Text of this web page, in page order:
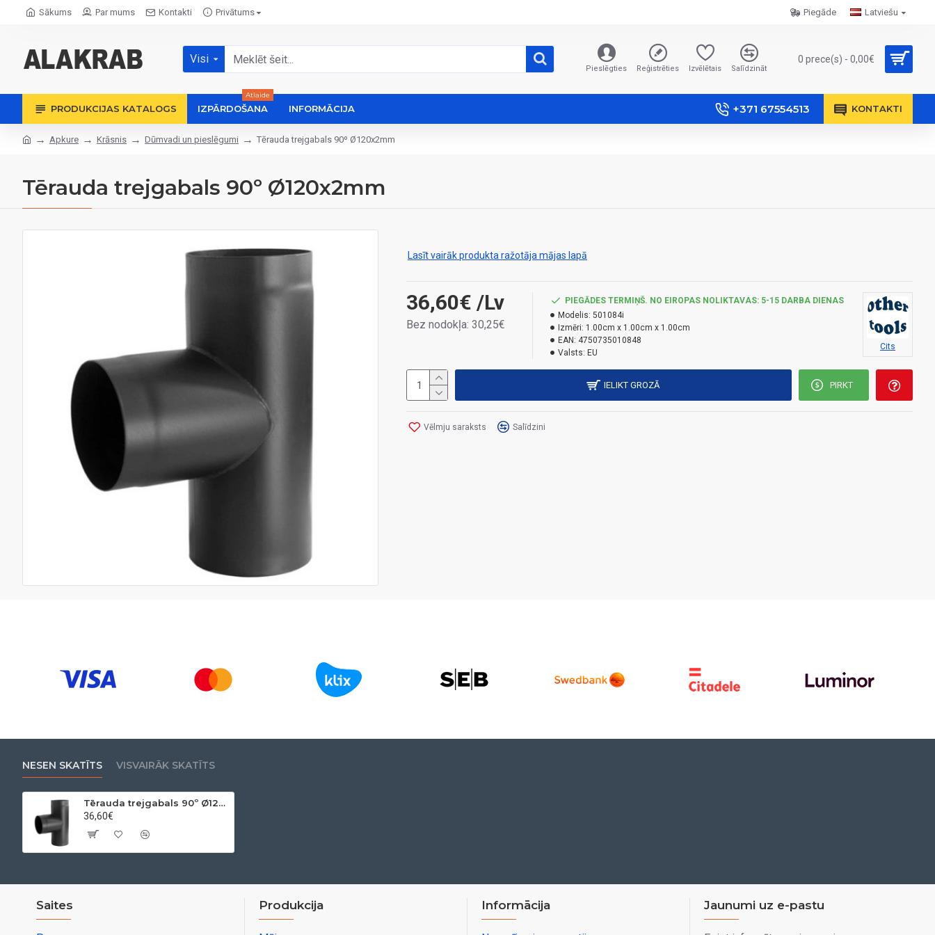
Sākums Par mums Kontakti Privātums Latviešu
Piegāde
Visi
Pieslēgties Reģistrēties Izvēlētais Salīdzināt
0 prece(s) - 0,00€
PRODUKCIJAS KATALOGS IZPĀRDOŠANA
Atlaide
INFORMĀCIJA +371 67554513 KONTAKTI
Apkure Krāsnis Dūmvadi un pieslēgumi Tērauda trejgabals 90º Ø120x2mm
Tērauda trejgabals 90º Ø120x2mm
Lasīt vairāk produkta ražotāja mājas lapā
36,60€ /Lv
Bez nodokļa: 30,25€
PIEGĀDES TERMIŅŠ. NO EIROPAS NOLIKTAVAS: 5-15 DARBA DIENAS
Modelis: 501084i
Izmēri: 1.00cm x 1.00cm x 1.00cm
EAN: 4750735010848
Valsts: EU
Cits
IELIKT GROZĀ PIRKT
Vēlmju saraksts Salīdzini
NESEN SKATĪTS VISVAIRĀK SKATĪTS
Tērauda trejgabals 90º Ø120x2mm
36,60€
Saites Produkcija Informācija Jaunumi uz e-pastu